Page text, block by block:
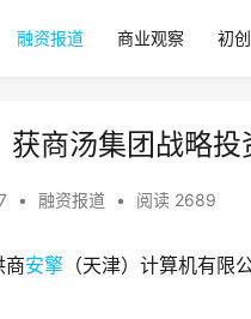
融资报道 商业观察 初
商汤集团战略投
• 融资报道 • 阅读 2689
商安擎 （天津）计算机有限